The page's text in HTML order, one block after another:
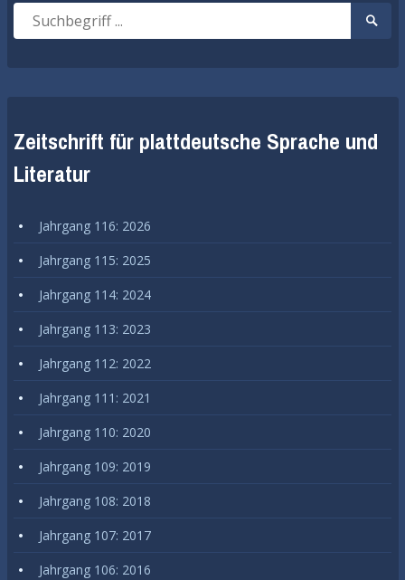
Suche
nach:
Suche
Zeitschrift für plattdeutsche Sprache und
Literatur
Jahrgang 116: 2026
Jahrgang 115: 2025
Jahrgang 114: 2024
Jahrgang 113: 2023
Jahrgang 112: 2022
Jahrgang 111: 2021
Jahrgang 110: 2020
Jahrgang 109: 2019
Jahrgang 108: 2018
Jahrgang 107: 2017
Jahrgang 106: 2016